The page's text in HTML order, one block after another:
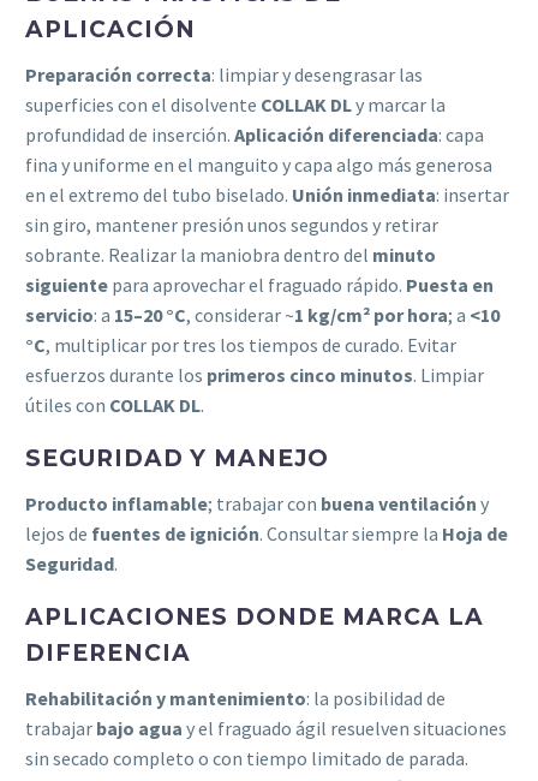
APLICACIÓN
Preparación correcta: limpiar y desengrasar las
superficies con el disolvente COLLAK DLy marcar la
profundidad de inserción. Aplicación diferenciada: capa
fina y uniforme en el manguito y capa algo más generosa
en el extremo del tubo biselado. Unión inmediata: insertar
sin giro, mantener presión unos segundos y retirar
sobrante. Realizar la maniobra dentro del minuto
siguiente para aprovechar el fraguado rápido. Puesta en
servicio: a 15–20 °C, considerar ~1 kg/cm² por hora; a <10
°C, multiplicar por tres los tiempos de curado. Evitar
esfuerzos durante los primeros cinco minutos. Limpiar
útiles con COLLAK DL.
SEGURIDAD Y MANEJO
Producto inflamable; trabajar con buena ventilación y
lejos de fuentes de ignición. Consultar siempre la Hoja de
Seguridad.
APLICACIONES DONDE MARCA LA
DIFERENCIA
Rehabilitación y mantenimiento: la posibilidad de
trabajar bajo agua y el fraguado ágil resuelven situaciones
sin secado completo o con tiempo limitado de parada.